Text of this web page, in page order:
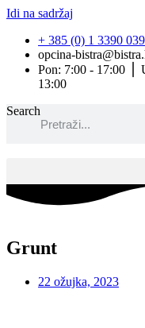
Idi na sadržaj
+ 385 (0) 1 3390 039
opcina-
Pon: 7:00 - 17:00 ⎪
13:00
Search
Grunt
22 ožujka, 2023